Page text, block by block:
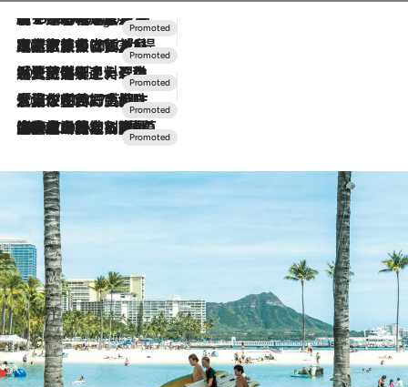
7 Hours Ago
【トンボの足水浴】ヒノキの香りに包まれて涼感マックス！約13℃の湧水かけ流しを避暑地「星野温泉 トンボの湯」で体験
2026.7.31
【ホテル帰省】という選択肢をOMOが提案。家族とほどよい距離を保つには「昼は実家、夜は気兼ねなくホテルで！」
2026.7.24
【夏限定ディナーコース】旬を迎える稚鮎や花ズッキーニなどをイタリア・トスカーナの郷土料理の手法で満喫！
2026.7.17
「土佐和ハーブかき氷」がOMO7高知に登場！生姜、山椒、大葉など目にも舌にも涼を呼ぶ郷土の味
2026.7.10
NEW OPEN！【界 草津】名湯の地に誕生。趣の異なる2種の温泉と上州ならではの会席・蕎麦割烹など美食を味わう究極の癒やし旅